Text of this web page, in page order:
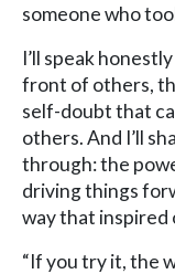
someone who
I’ll speak
front of others,
self-doubt that
others. And I’ll
through: the
driving things
way that
“If you try it, the